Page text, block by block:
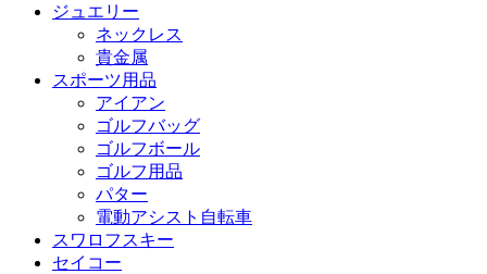
ジュエリー
ネックレス
貴金属
スポーツ用品
アイアン
ゴルフバッグ
ゴルフボール
ゴルフ用品
パター
電動アシスト自転車
スワロフスキー
セイコー